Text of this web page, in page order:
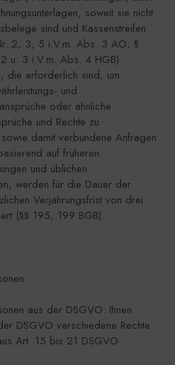
soweit sie nicht
sind und Kassenstreifen
2, 3, 5 i.V.m. Abs. 3 AO, §
u. 3 i.V.m. Abs. 4 HGB).
die erforderlich sind, um
und
oder ähnliche
und Rechte zu
damit verbundene Anfragen
auf früheren
und üblichen
werden für die Dauer der
Verjährungsfrist von drei
(§§ 195, 199 BGB).
aus der DSGVO: Ihnen
DSGVO verschiedene Rechte
Art. 15 bis 21 DSGVO